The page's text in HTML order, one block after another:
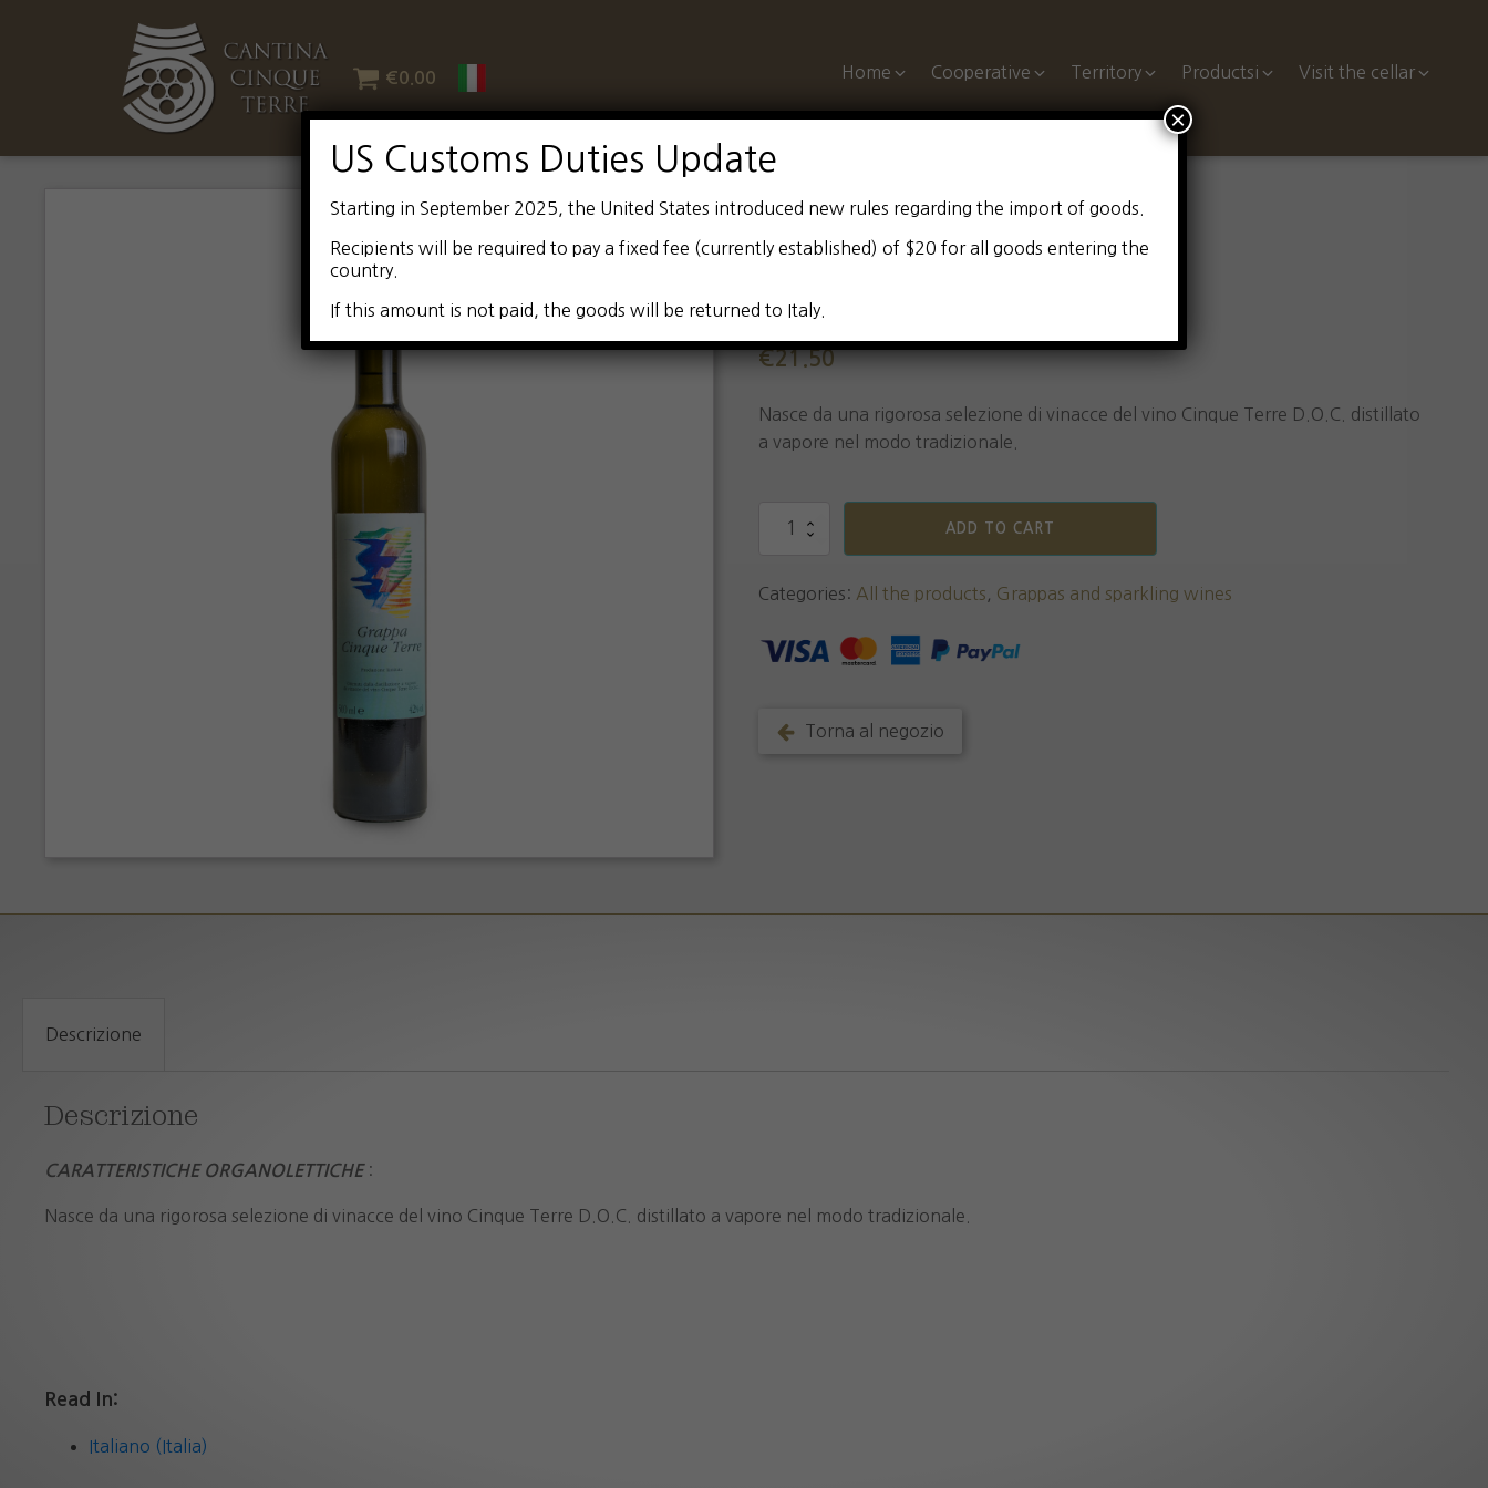
€0.00 Home Cooperative Territory Productsi Visit the cellar
Grappa Cinque Terre
€21.50
Nasce da una rigorosa selezione di vinacce del vino Cinque Terre D.O.C. distillato
a vapore nel modo tradizionale.
Grappa
ADD TO CART
Categories: All the products, Grappas and sparkling wines
Torna al negozio
Descrizione
Descrizione
CARATTERISTICHE ORGANOLETTICHE :
Nasce da una rigorosa selezione di vinacce del vino Cinque Terre D.O.C. distillato a vapore nel modo tradizionale.
Read In:
Italiano (Italia)
US Customs Duties Update
Starting in September 2025, the United States introduced new rules regarding the import of goods.
Recipients will be required to pay a fixed fee (currently established) of $20 for all goods entering the
country.
If this amount is not paid, the goods will be returned to Italy.
×